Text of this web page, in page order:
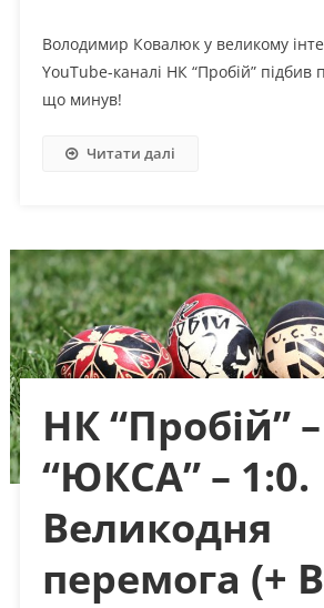
Володимир Ковалюк у великому
YouTube-каналі НК “Пробій” підбив
що минув!
Читати далі
НК “Пробій” –
“ЮКСА” – 1:0.
Великодня
перемога (+